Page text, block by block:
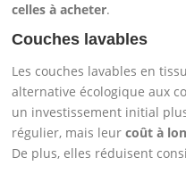
celles à acheter.
Couches lavables
Les couches lavables en
alternative écologique aux
un investissement initial
régulier, mais leurcoût à
De plus, elles réduisent